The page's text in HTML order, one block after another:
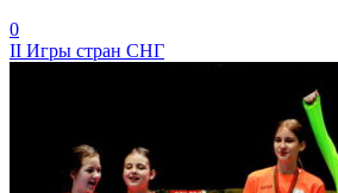
0
II Игры стран СНГ